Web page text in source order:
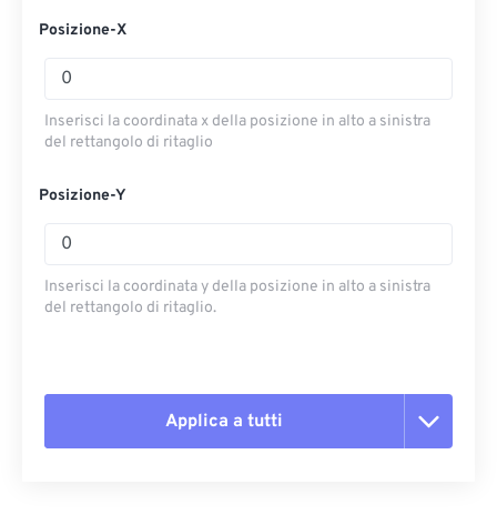
Posizione-X
Inserisci la coordinata x della posizione in alto a sinistra
del rettangolo di ritaglio
Posizione-Y
Inserisci la coordinata y della posizione in alto a sinistra
del rettangolo di ritaglio.
Applica a tutti